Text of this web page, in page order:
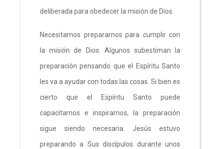
deliberada para obedecer la misión de Dios.
Necesitamos prepararnos para cumplir con
la misión de Dios. Algunos subestiman la
preparación pensando que el Espíritu Santo
les va a ayudar con todas las cosas. Si bien es
cierto que el Espíritu Santo puede
capacitarnos e inspirarnos, la preparación
sigue siendo necesaria. Jesús estuvo
preparando a Sus discípulos durante unos